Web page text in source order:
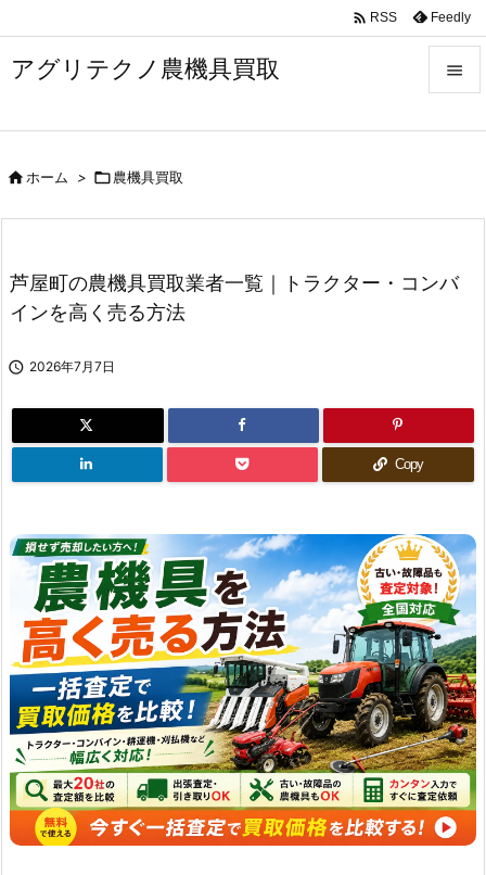
アグリテクノ農機具買取 


 RSS Feedly
ホーム > 農機具買取
芦屋町の農機具買取業者一覧｜トラクター・コンバ
インを高く売る方法
 2026年7月7日
Copy